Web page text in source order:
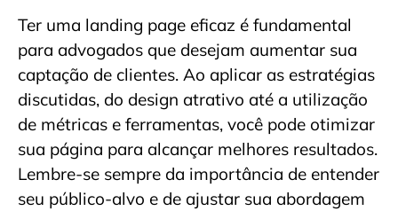
Ter uma landing page eficaz é fundamental
para advogados que desejam aumentar sua
captação de clientes. Ao aplicar as estratégias
discutidas, do design atrativo até a utilização
de métricas e ferramentas, você pode otimizar
sua página para alcançar melhores resultados.
Lembre-se sempre da importância de entender
seu público-alvo e de ajustar sua abordagem